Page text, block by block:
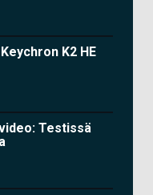
K2 HE
Testissä